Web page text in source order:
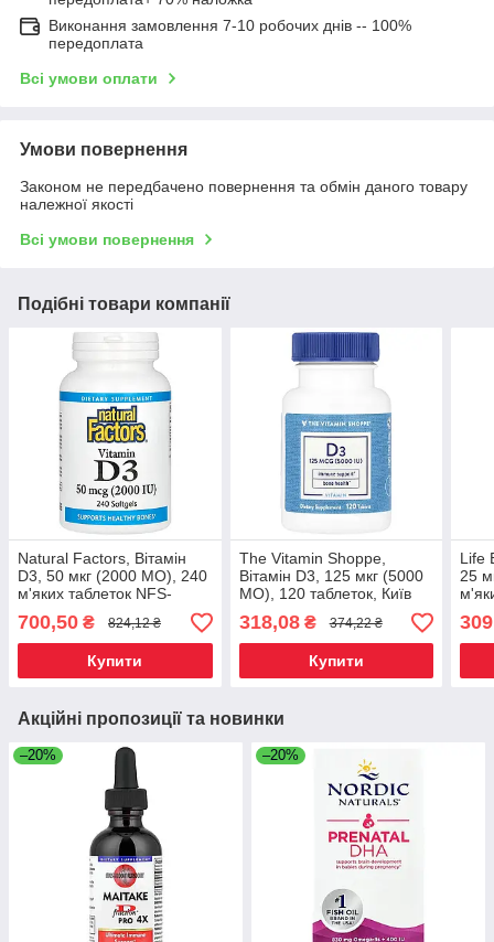
Виконання замовлення 7-10 робочих днів -- 100%
передоплата
Всі умови оплати
Умови повернення
Законом не передбачено повернення та обмін даного товару
належної якості
Всі умови повернення
Подібні товари компанії
Natural Factors, Вітамін
D3, 50 мкг (2000 МО), 240
м'яких таблеток NFS-
01063, Київ
700,50 ₴ 824,12 ₴
Купити
The Vitamin Shoppe,
Вітамін D3, 125 мкг (5000
МО), 120 таблеток, Київ
318,08₴ 374,22 ₴
Купити
Life
25
Акційні пропозиції та новинки
–20% –20%